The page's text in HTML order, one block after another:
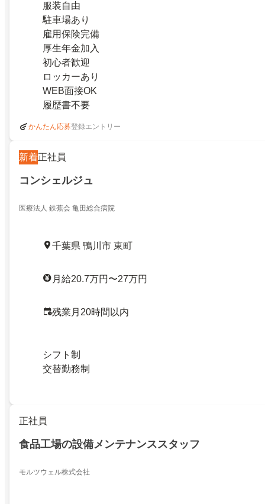
服装自由
駐車場あり
雇用保険完備
厚生年金加入
初心者歓迎
ロッカーあり
WEB面接OK
履歴書不要
かんたん応募登録エントリー
新着正社員
コンシェルジュ
医療法人 鉄蕉会 亀田総合病院
千葉県 鴨川市 東町
月給20.7万円〜27万円
残業月20時間以内
シフト制
交替勤務制
正社員
食品工場の設備メンテナンススタッフ
モルツウェル株式会社